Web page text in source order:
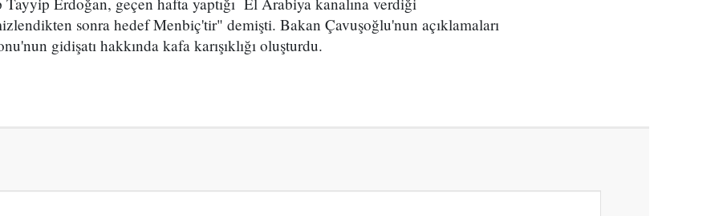
sonra hedef Menbiç'tir" demişti. Bakan Çavuşoğlu'nun açıklamaları
gidişatı hakkında kafa karışıklığı oluşturdu.